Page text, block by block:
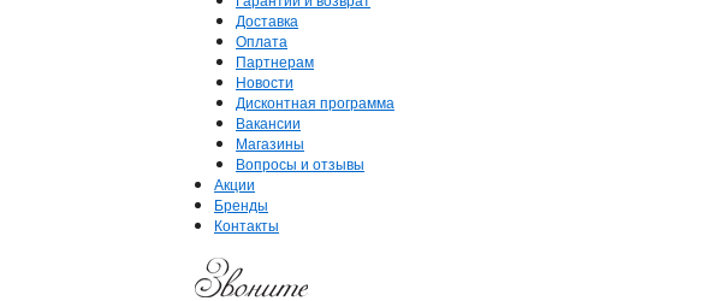
Доставка
Оплата
Партнерам
Новости
Дисконтная программа
Вакансии
Магазины
Вопросы и отзывы
Акции
Бренды
Контакты